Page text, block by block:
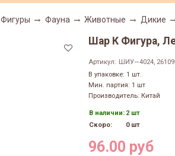
Фигуры Фауна Животные Дикие
Шар К Фигура,
Артикул: ШИУ—4024,
В упаковке: 1 шт.
Мин. партия: 1 шт
Производитель: Китай
В наличии: 2 шт
Скоро:
0 шт
96.00 руб